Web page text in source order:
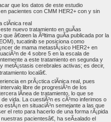
que los datos de este estudio
pacientes con CMM HER2+ con y sin
clÃ­nica real
nuevo tratamiento en guÃ­as
que â€œen la Ãºltima guÃ­a publicada por la
tucatinib se posiciona como
de mama metastÃ¡sico HER2+ en
de 4 sobre 5 en la escala de
a este tratamiento en segunda y
metÃ¡stasis cerebrales activas; es decir,
localâ€.
en prÃ¡ctica clÃ­nica real, pues
libre de progresiÃ³n de los
lÃ­nea de tratamiento, lo que se
vida. La cuestiÃ³n es cÃ³mo inferimos o
en situaciÃ³n semejante a las que
el reto para hacerlo de una forma rÃ¡pida
pacientesâ€, ha seÃ±alado el